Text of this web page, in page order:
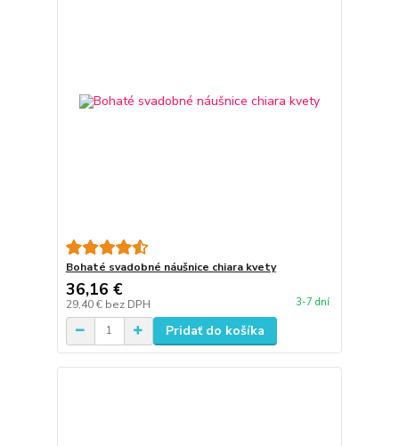
Bohaté svadobné náušnice chiara kvety
36,16 €
29,40 € bez DPH 3-7 dní
Pridať do košíka